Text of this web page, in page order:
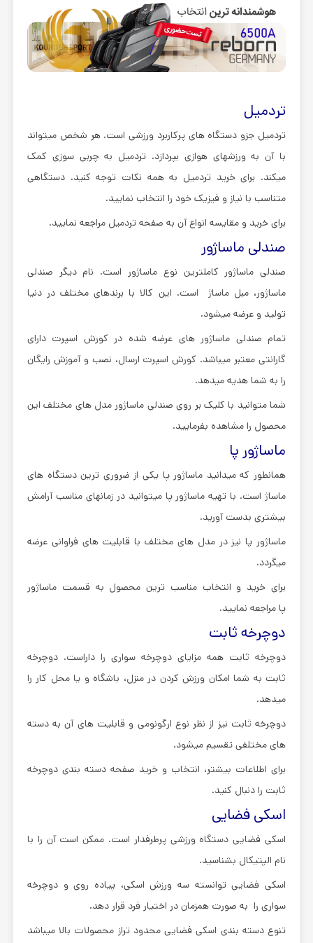
تردمیل
تردمیل جزو دستگاه های پرکاربرد ورزشی است. هر شخص میتواند
با آن به ورزشهای هوازی بپردازد. تردمیل به چربی سوزی کمک
میکند. برای خرید تردمیل به همه نکات توجه کنید. دستگاهی
متناسب با نیاز و فیزیک خود را انتخاب نمایید.
برای خرید و مقایسه انواع آن به صفحه تردمیل مراجعه نمایید.
صندلی ماساژور
صندلی ماساژور کاملترین نوع ماساژور است. نام دیگر صندلی
ماساژور، مبل ماساژ است. این کالا با برندهای مختلف در دنیا
تولید و عرضه میشود.
تمام صندلی ماساژور های عرضه شده در کورش اسپرت دارای
گارانتی معتبر میباشد. کورش اسپرت ارسال، نصب و آموزش رایگان
را به شما هدیه میدهد.
شما متوانید با کلیک بر روی صندلی ماساژور مدل های مختلف این
محصول را مشاهده بفرمایید.
ماساژور پا
همانطور که میدانید ماساژور پا یکی از ضروری ترین دستگاه های
ماساژ است. با تهیه ماساژور پا میتوانید در زمانهای مناسب آرامش
بیشتری بدست آورید.
ماساژور پا نیز در مدل های مختلف با قابلیت های فراوانی عرضه
میگردد.
برای خرید و انتخاب مناسب ترین محصول به قسمت ماساژور
پا مراجعه نمایید.
دوچرخه ثابت
دوچرخه ثابت همه مزایای دوچرخه سواری را داراست. دوچرخه
ثابت به شما امکان ورزش کردن در منزل، باشگاه و یا محل کار را
میدهد.
دوچرخه ثابت نیز از نظر نوع ارگونومی و قابلیت های آن به دسته
های مختلفی تقسیم میشود.
برای اطلاعات بیشتر، انتخاب و خرید صفحه دسته بندی دوچرخه
ثابت را دنبال کنید.
اسکی فضایی
اسکی فضایی دستگاه ورزشی پرطرفدار است. ممکن است آن را با
نام الپتیکال بشناسید.
اسکی فضایی توانسته سه ورزش اسکی، پیاده روی و دوچرخه
سواری را به صورت همزمان در اختیار فرد قرار دهد.
تنوع دسته بندی اسکی فضایی محدود تراز محصولات بالا میباشد